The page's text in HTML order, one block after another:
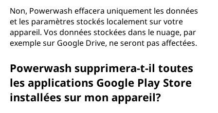
Non, Powerwash effacera uniquement les données
et les paramètres stockés localement sur votre
appareil. Vos données stockées dans le nuage, par
exemple sur Google Drive, ne seront pas affectées.
Powerwash supprimera-t-il toutes
les applications Google Play Store
installées sur mon appareil?